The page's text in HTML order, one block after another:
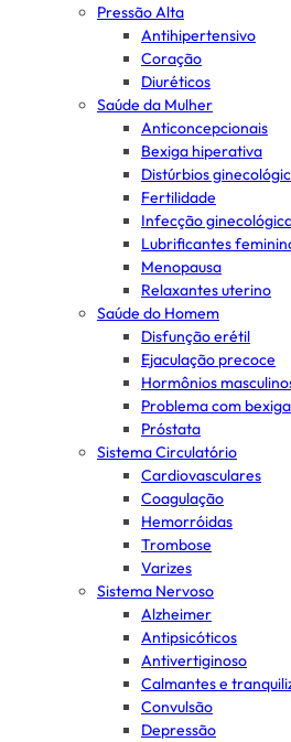
Pressão Alta
Antihipertensivo
Coração
Diuréticos
Saúde da Mulher
Anticoncepcionais
Bexiga hiperativa
Distúrbios
Fertilidade
Infecção
Lubrificantes
Menopausa
Relaxantes uterino
Saúde do Homem
Disfunção erétil
Ejaculação precoce
Hormônios
Problema com bexiga
Próstata
Sistema Circulatório
Cardiovasculares
Coagulação
Hemorróidas
Trombose
Varizes
Sistema Nervoso
Alzheimer
Antipsicóticos
Antivertiginoso
Calmantes e
Convulsão
Depressão